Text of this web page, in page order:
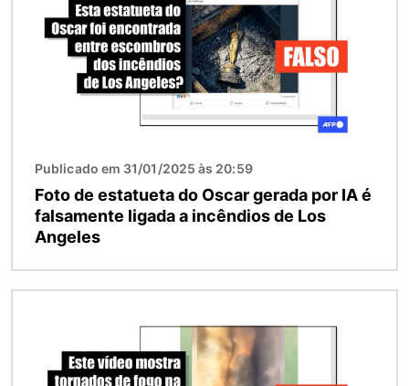
Publicado em 31/01/2025 às 20:59
Foto de estatueta do Oscar gerada por IA é
falsamente ligada a incêndios de Los
Angeles